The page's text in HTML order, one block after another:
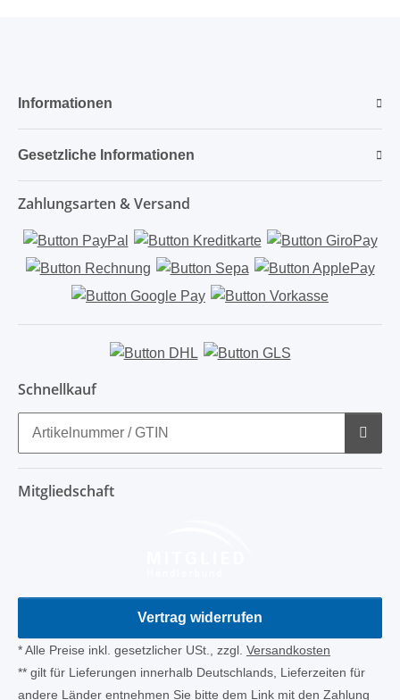
Informationen
Gesetzliche Informationen
Zahlungsarten & Versand
Schnellkauf
Mitgliedschaft
Vertrag widerrufen
* Alle Preise inkl. gesetzlicher USt., zzgl. Versandkosten
** gilt für Lieferungen innerhalb Deutschlands, Lieferzeiten für
andere Länder entnehmen Sie bitte dem Link mit den Zahlung